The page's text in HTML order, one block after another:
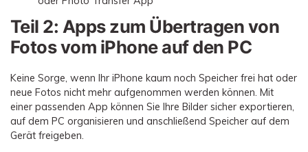
Teil 2: Apps zum Übertragen von
Fotos vom iPhone auf den PC
Keine Sorge, wenn Ihr iPhone kaum noch Speicher frei hat oder
neue Fotos nicht mehr aufgenommen werden können. Mit
einer passenden App können Sie Ihre Bilder sicher exportieren,
auf dem PC organisieren und anschließend Speicher auf dem
Gerät freigeben.